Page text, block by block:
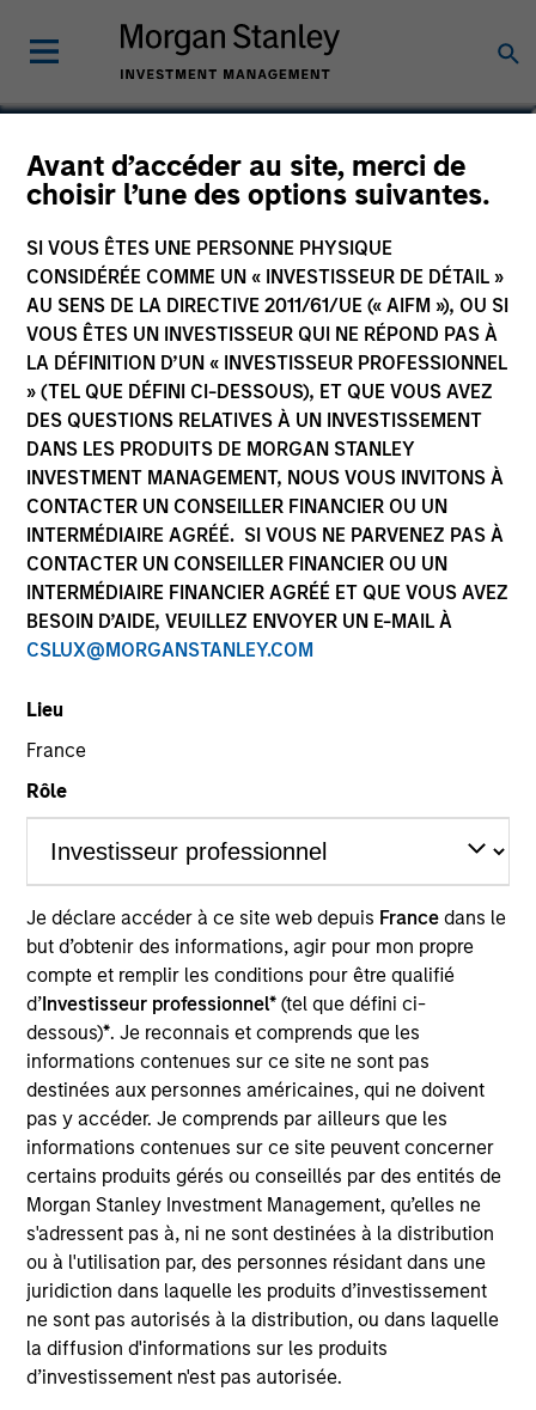
Avant d’accéder au site, merci de
choisir l’une des options suivantes.
SI VOUS ÊTES UNE PERSONNE PHYSIQUE
CONSIDÉRÉE COMME UN « INVESTISSEUR DE DÉTAIL »
AU SENS DE LA DIRECTIVE 2011/61/UE (« AIFM »), OU SI
VOUS ÊTES UN INVESTISSEUR QUI NE RÉPOND PAS À
LA DÉFINITION D’UN « INVESTISSEUR PROFESSIONNEL
» (TEL QUE DÉFINI CI-DESSOUS), ET QUE VOUS AVEZ
DES QUESTIONS RELATIVES À UN INVESTISSEMENT
DANS LES PRODUITS DE MORGAN STANLEY
INVESTMENT MANAGEMENT, NOUS VOUS INVITONS À
CONTACTER UN CONSEILLER FINANCIER OU UN
INTERMÉDIAIRE AGRÉÉ. SI VOUS NE PARVENEZ PAS À
CONTACTER UN CONSEILLER FINANCIER OU UN
INTERMÉDIAIRE FINANCIER AGRÉÉ ET QUE VOUS AVEZ
BESOIN D’AIDE, VEUILLEZ ENVOYER UN E-MAIL À
CSLUX@MORGANSTANLEY.COM
Lieu
France
Rôle
Je déclare accéder à ce site web depuis France dans le
but d’obtenir des informations, agir pour mon propre
compte et remplir les conditions pour être qualifié
d’Investisseur professionnel*(tel que défini ci-
dessous)*. Je reconnais et comprends que les
informations contenues sur ce site ne sont pas
destinées aux personnes américaines, qui ne doivent
pas y accéder. Je comprends par ailleurs que les
informations contenues sur ce site peuvent concerner
certains produits gérés ou conseillés par des entités de
Morgan Stanley Investment Management, qu’elles ne
s'adressent pas à, ni ne sont destinées à la distribution
ou à l'utilisation par, des personnes résidant dans une
juridiction dans laquelle les produits d’investissement
ne sont pas autorisés à la distribution, ou dans laquelle
la diffusion d'informations sur les produits
d’investissement n'est pas autorisée.
Calvert Sustainable Euro
Corporate Bond Fund
Communication Promotionnelle
Informations clés pour l’investisseur
(KID)
Ressources
Présentation générale
Objectif d’Investissement
Générer des revenus et valoriser votre
investissement sur le long terme, tout en intégrant
les caractéristiques relatives à l'ESG et en tenant
compte des objectifs à long terme relatifs au
réchauffement climatique de l'Accord de Paris.
Approche d’investissement
L’objectif d’investissement consiste à générer une
performance relative attractive, exprimée en
euros, en investissant dans des titres obligataires
libellés en euros et émis par des entreprises. Le
processus d’investissement du fonds tient compte
des thèmes de durabilité et des enjeux ESG dans
ses décisions d’investissement, en utilisant un